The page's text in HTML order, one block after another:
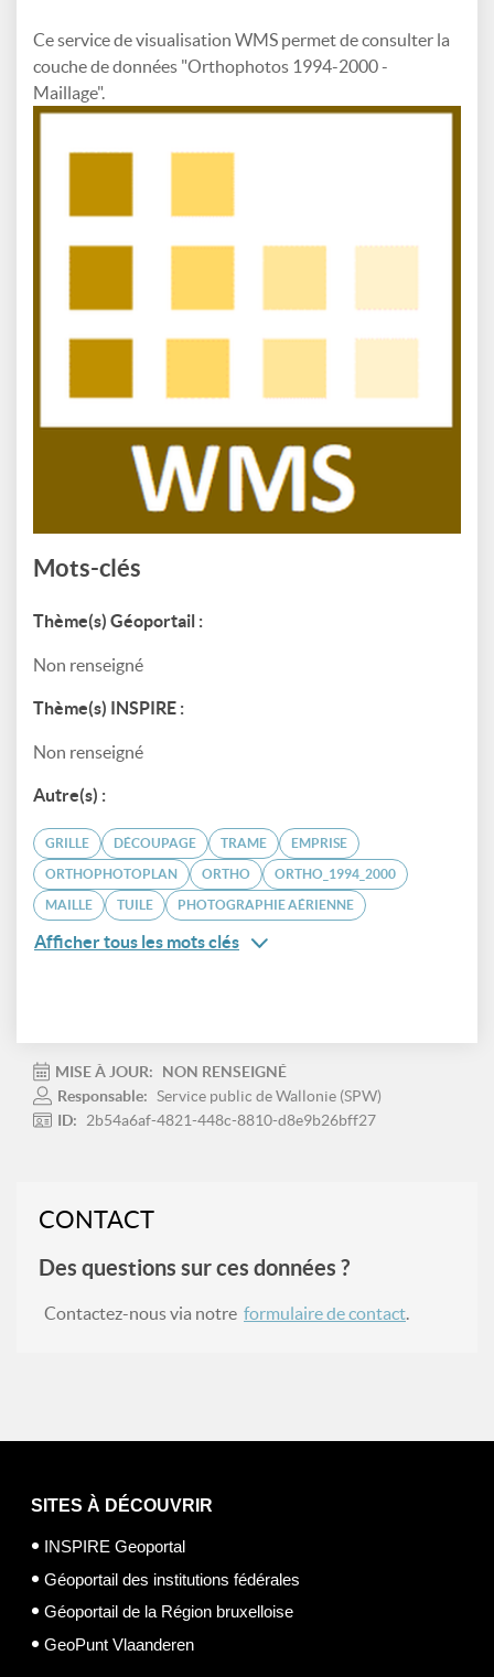
Ce service de visualisation WMS permet de consulter la
couche de données "Orthophotos 1994-2000 -
Maillage".
Mots-clés
Thème(s) Géoportail :
Non renseigné
Thème(s) INSPIRE :
Non renseigné
Autre(s) :
GRILLE DÉCOUPAGE TRAME EMPRISE
ORTHOPHOTOPLAN ORTHO ORTHO_1994_2000
MAILLE TUILE PHOTOGRAPHIE AÉRIENNE
Afficher tous les mots clés
MISE À JOUR:
NON RENSEIGNÉ
Responsable: Service public de Wallonie (SPW)
ID:
2b54a6af-4821-448c-8810-d8e9b26bff27
CONTACT
Des questions sur ces données ?
Contactez-nous via notre formulaire de contact.
SITES À DÉCOUVRIR
INSPIRE Geoportal
Géoportail des institutions fédérales
Géoportail de la Région bruxelloise
GeoPunt Vlaanderen